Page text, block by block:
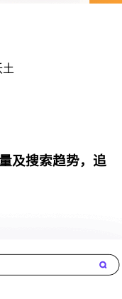
土
及搜索趋势，追